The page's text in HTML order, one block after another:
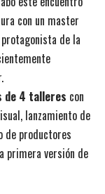
con un master
de la
de 4 talleres con
lanzamiento de
de productores
primera versión de